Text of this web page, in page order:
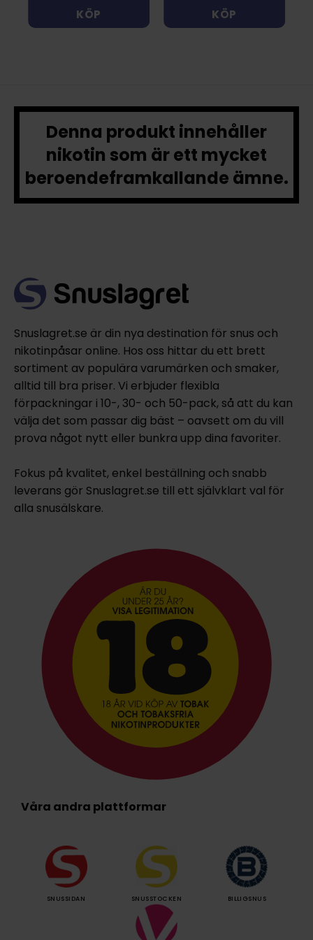
KÖP KÖP
Denna produkt innehåller
nikotin som är ett mycket
beroendeframkallande ämne.
Snuslagret.se är din nya destination för snus och
nikotinpåsar online. Hos oss hittar du ett brett
sortiment av populära varumärken och smaker,
alltid till bra priser. Vi erbjuder flexibla
förpackningar i 10-, 30- och 50-pack, så att du kan
välja det som passar dig bäst – oavsett om du vill
prova något nytt eller bunkra upp dina favoriter.
Fokus på kvalitet, enkel beställning och snabb
leverans gör Snuslagret.se till ett självklart val för
alla snusälskare.
Våra andra plattformar
SNUSSIDAN SNUSSTOCKEN BILLIGSNUS